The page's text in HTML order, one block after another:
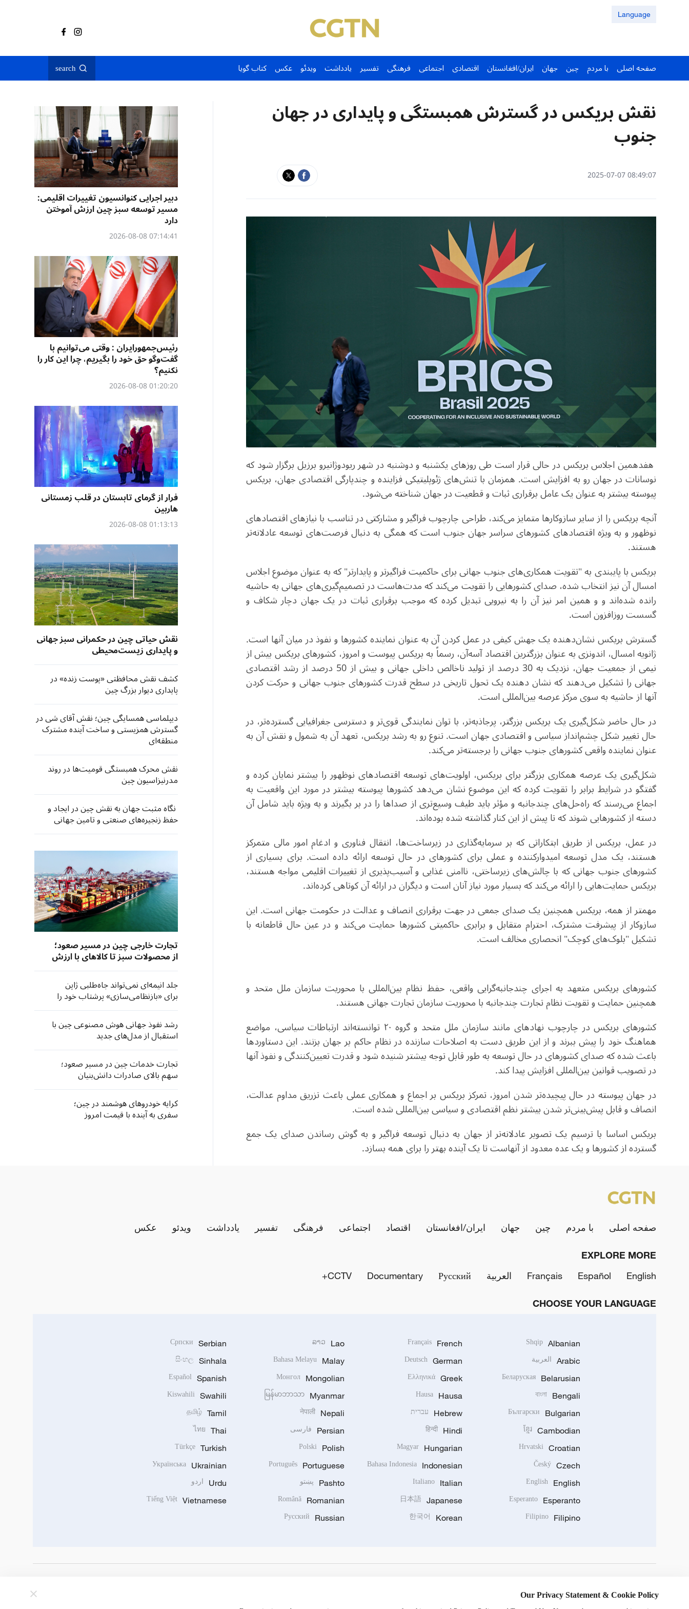
Language
صفحه اصلی با مردم چین جهان ایران/افغانستان اقتصادی اجتماعی فرهنگی تفسیر یادداشت ویدئو عکس کتاب گویا search
نقش بریکس در گسترش همبستگی و پایداری در جهان
جنوب
08:49:07 2025-07-07
هفدهمین اجلاس بریکس در حالی قرار است طی روزهای یکشنبه و دوشنبه در شهر ریودوژانیرو برزیل برگزار شود که
نوسانات در جهان رو به افزایش است. همزمان با تنش‌های ژئوپلیتیکی فزاینده و چندپارگی اقتصادی جهان، بریکس
پیوسته بیشتر به عنوان یک عامل برقراری ثبات و قطعیت در جهان شناخته می‌شود.
آنچه بریکس را از سایر سازوکارها متمایز می‌کند، طراحی چارچوب فراگیر و مشارکتی در تناسب با نیازهای اقتصادهای
نوظهور و به ویژه اقتصادهای کشورهای سراسر جهان جنوب است که همگی به دنبال فرصت‌های توسعه عادلانه‌تر
هستند.
بریکس با پایبندی به "تقویت همکاری‌های جنوب جهانی برای حاکمیت فراگیرتر و پایدارتر" که به عنوان موضوع اجلاس
امسال آن نیز انتخاب شده، صدای کشورهایی را تقویت می‌کند که مدت‌هاست در تصمیم‌گیری‌های جهانی به حاشیه
رانده شده‌اند و و همین امر نیز آن را به نیرویی تبدیل کرده که موجب برقراری ثبات در یک جهان دچار شکاف و
گسست روزافزون است.
گسترش بریکس نشان‌دهنده یک جهش کیفی در عمل کردن آن به عنوان نماینده کشورها و نفوذ در میان آنها است.
ژانویه امسال، اندونزی به عنوان بزرگترین اقتصاد آسه‌آن، رسماً به بریکس پیوست و امروز، کشورهای بریکس بیش از
نیمی از جمعیت جهان، نزدیک به 30 درصد از تولید ناخالص داخلی جهانی و بیش از 50 درصد از رشد اقتصادی
جهانی را تشکیل می‌دهند که نشان دهنده یک تحول تاریخی در سطح قدرت کشورهای جنوب جهانی و حرکت کردن
آنها از حاشیه به سوی مرکز عرصه بین‌المللی است.
در حال حاضر شکل‌گیری یک بریکس بزرگتر، پرجاذبه‌تر، با توان نمایندگی قوی‌تر و دسترسی جغرافیایی گسترده‌تر، در
حال تغییر شکل چشم‌انداز سیاسی و اقتصادی جهان است. تنوع رو به رشد بریکس، تعهد آن به شمول و نقش آن به
عنوان نماینده واقعی کشورهای جنوب جهانی را برجسته‌تر می‌کند.
شکل‌گیری یک عرصه همکاری بزرگتر برای بریکس، اولویت‌های توسعه اقتصادهای نوظهور را بیشتر نمایان کرده و
گفتگو در شرایط برابر را تقویت کرده که این موضوع نشان می‌دهد کشورها پیوسته بیشتر در مورد این واقعیت به
اجماع می‌رسند که راه‌حل‌های چندجانبه و مؤثر باید طیف وسیع‌تری از صداها را در بر بگیرند و به ویژه باید شامل آن
دسته از کشورهایی شوند که تا پیش از این کنار گذاشته شده بوده‌اند.
در عمل، بریکس از طریق ابتکاراتی که بر سرمایه‌گذاری در زیرساخت‌ها، انتقال فناوری و ادغام امور مالی متمرکز
هستند، یک مدل توسعه امیدوارکننده و عملی برای کشورهای در حال توسعه ارائه داده است. برای بسیاری از
کشورهای جنوب جهانی که با چالش‌های زیرساختی، ناامنی غذایی و آسیب‌پذیری‌ از تغییرات اقلیمی مواجه هستند،
بریکس حمایت‌هایی را ارائه می‌کند که بسیار مورد نیاز آنان است و دیگران در ارائه آن کوتاهی کرده‌اند.
مهمتر از همه، بریکس همچنین یک صدای جمعی در جهت برقراری انصاف و عدالت در حکومت جهانی است. این
سازوکار از پیشرفت مشترک، احترام متقابل و برابری حاکمیتی کشورها حمایت می‌کند و در عین حال قاطعانه با
تشکیل "بلوک‌های کوچک" انحصاری مخالف است.
کشورهای بریکس متعهد به اجرای چندجانبه‌گرایی واقعی، حفظ نظام بین‌المللی با محوریت سازمان ملل متحد و
همچنین حمایت و تقویت نظام تجارت چندجانبه با محوریت سازمان تجارت جهانی هستند.
کشورهای بریکس در چارچوب‌ نهادهای مانند سازمان ملل متحد و گروه ۲۰ توانسته‌اند ارتباطات سیاسی، مواضع
هماهنگ خود را پیش ببرند و از این طریق دست به اصلاحات سازنده در نظام حاکم بر جهان بزنند. این دستاوردها
باعث شده که صدای کشورهای در حال توسعه به طور قابل توجه بیشتر شنیده شود و قدرت تعیین‌کنندگی و نفوذ آنها
در تصویب قوانین بین‌المللی افزایش پیدا کند.
در جهان پیوسته در حال پیچیده‌تر شدن امروز، تمرکز بریکس بر اجماع و همکاری عملی باعث تزریق مداوم عدالت،
انصاف و قابل پیش‌بینی‌تر شدن بیشتر نظم اقتصادی و سیاسی بین‌المللی شده است.
بریکس اساسا با ترسیم یک تصویر عادلانه‌تر از جهان به دنبال توسعه فراگیر و به گوش رساندن صدای یک جمع
گسترده از کشورها و یک عده معدود از آنهاست تا یک آینده بهتر را برای همه بسازد.
دبیر اجرایی کنوانسیون تغییرات اقلیمی:
مسیر توسعه سبز چین ارزش آموختن
دارد
07:14:41 2026-08-08
رئیس‌جمهورایران : وقتی می‌توانیم با
گفت‌وگو حق خود را بگیریم، چرا این کار را
نکنیم؟
01:20:20 2026-08-08
فرار از گرمای تابستان در قلب زمستانی
هاربین
01:13:13 2026-08-08
نقش حیاتی چین در حکمرانی سبز جهانی
و پایداری زیست‌محیطی
کشف نقش محافظتی «پوست زنده» در
پایداری دیوار بزرگ چین
دیپلماسی همسایگی چین؛ نقش آقای شی در
گسترش همزیستی و ساخت آینده مشترک
منطقه‌ای
نقش محرک همبستگی قومیت‌ها در روند
مدرنیزاسیون چین
نگاه مثبت جهان به نقش چین در ایجاد و
حفظ زنجیره‌های صنعتی و تامین جهانی
تجارت خارجی چین در مسیر صعود؛
از محصولات سبز تا کالاهای با ارزش
افزوده
جلد انیمه‌ای نمی‌تواند جاه‌طلبی ژاپن
برای «بازنظامی‌سازی» پرشتاب خود را
پنهان کند
رشد نفوذ جهانی هوش مصنوعی چین با
استقبال از مدل‌های جدید
تجارت خدمات چین در مسیر صعود؛
سهم بالای صادرات دانش‌بنیان
کرایه خودروهای هوشمند در چین؛
سفری به آینده با قیمت امروز
صفحه اصلی با مردم چین جهان ایران/افغانستان اقتصاد اجتماعی فرهنگی تفسیر یادداشت ویدئو عکس
EXPLORE MORE
English
Español
Français العربية Русский
Documentary
CCTV+
CHOOSE YOUR LANGUAGE
Albanian
Shqip
Arabic العربية
Belarusian
Беларуская
Bengali
বাংলা
Bulgarian
Български
Cambodian
ខ្មែរ
Croatian
Hrvatski
Czech
Český
English
English
Esperanto
Esperanto
Filipino
Filipino
French
Français
German
Deutsch
Greek
Ελληνικά
Hausa
Hausa
Hebrew עברית
Hindi
हिन्दी
Hungarian
Magyar
Indonesian
Bahasa Indonesia
Italian
Italiano
Japanese
日本語
Korean
한국어
Lao
ລາວ
Malay
Bahasa Melayu
Mongolian
Монгол
Myanmar
မြန်မာဘာသာ
Nepali
नेपाली
Persian فارسی
Polish
Polski
Portuguese
Português
Pashto پښتو
Romanian
Română
Russian
Русский
Serbian
Српски
Sinhala
සිංහල
Spanish
Español
Swahili
Kiswahili
Tamil
தமிழ்
Thai
ไทย
Turkish
Türkçe
Ukrainian
Українська
Urdu اردو
Vietnamese
Tiếng Việt
Our Privacy Statement & Cookie Policy